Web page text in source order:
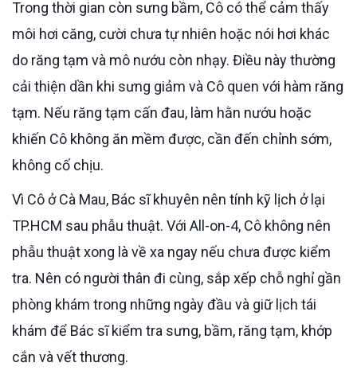
Trong thời gian còn sưng bầm, Cô có thể cảm thấy
môi hơi căng, cười chưa tự nhiên hoặc nói hơi khác
do răng tạm và mô nướu còn nhạy. Điều này thường
cải thiện dần khi sưng giảm và Cô quen với hàm răng
tạm. Nếu răng tạm cấn đau, làm hằn nướu hoặc
khiến Cô không ăn mềm được, cần đến chỉnh sớm,
không cố chịu.
Vì Cô ở Cà Mau, Bác sĩ khuyên nên tính kỹ lịch ở lại
TP.HCM sau phẫu thuật. Với All-on-4, Cô không nên
phẫu thuật xong là về xa ngay nếu chưa được kiểm
tra. Nên có người thân đi cùng, sắp xếp chỗ nghỉ gần
phòng khám trong những ngày đầu và giữ lịch tái
khám để Bác sĩ kiểm tra sưng, bầm, răng tạm, khớp
cắn và vết thương.